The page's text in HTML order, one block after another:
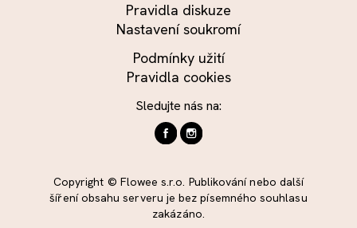
Pravidla diskuze
Nastavení soukromí
Podmínky užití
Pravidla cookies
Sledujte nás na:
Copyright © Flowee s.r.o. Publikování nebo další
šíření obsahu serveru je bez písemného souhlasu
zakázáno.